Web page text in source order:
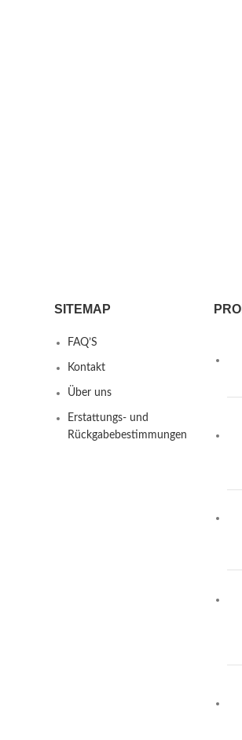
SITEMAP
FAQ’S
Kontakt
Über uns
Erstattungs- und
Rückgabebestimmungen